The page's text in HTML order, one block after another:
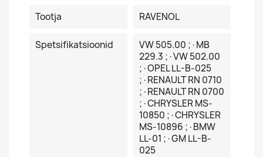
Tootja RAVENOL
Spetsifikatsioonid
VW 505.00 ;·MB
229.3 ;·VW 502.00
;·OPEL LL-B-025
;·RENAULT RN 0710
;·RENAULT RN 0700
;·CHRYSLER MS-
10850 ;·CHRYSLER
MS-10896 ;·BMW
LL-01 ;·GM LL-B-
025